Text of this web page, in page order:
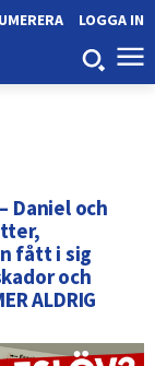
LOGGA IN
Daniel och
fått i sig
och
ALDRIG